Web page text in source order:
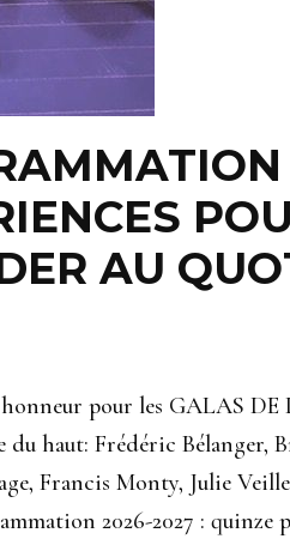
AU
pour les GALAS DE
du haut: Frédéric Bélanger,
Francis Monty, Julie
2026-2027 : quinze